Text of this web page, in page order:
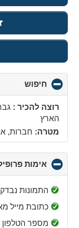
חיפוש
to
רוצה להכיר : גבר
הארץ
מטרה: חברות,
אימות
התמונות
כתובת מייל
מספר